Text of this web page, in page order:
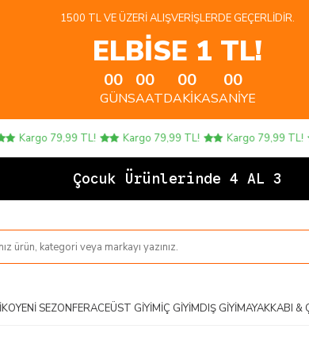
1500 TL VE ÜZERI ALIŞVERIŞLERDE GEÇERLIDIR.
ELBİSE 1 TL!
00
GÜN
00
SAAT
00
DAKIKA
00
SANIYE
Kargo 79,99 TL! Kargo 79,99 TL! Kargo 79,99 TL!
Çocuk Ürünlerinde 4 AL 3 ÖD
YENI SEZONFERACEÜST GIYIMİÇ GIYIMDIŞ GIYIMAYAKKABI &